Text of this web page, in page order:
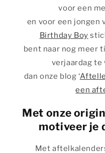
voor een
en voor een jongen
Birthday Boy
bent naar nog meer
verjaardag te
dan onze blog ‘
een
Met onze
motiveer je
Met